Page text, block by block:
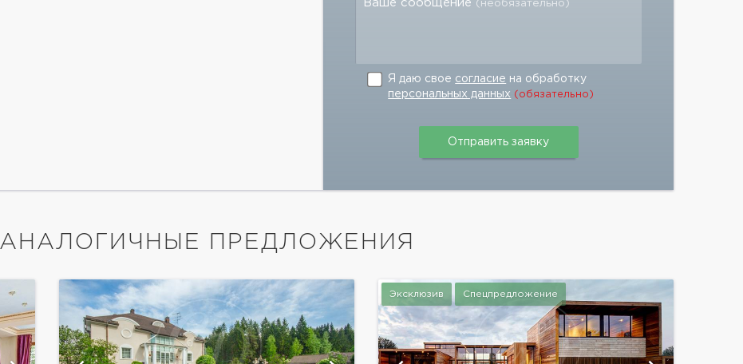
Ваше сообщение (необязательно)
Я даю свое согласие на обработку
персональных данных (обязательно)
АНАЛОГИЧНЫЕ ПРЕДЛОЖЕНИЯ
Эксклюзив Спецпредложение